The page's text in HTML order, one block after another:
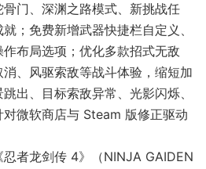
门、深渊之路模式、新挑战任
；免费新增武器快捷栏自定义、
布局选项；优化多款招式无敌
、风驱索敌等战斗体验，缩短加
出、目标索敌异常、光影闪烁、
微软商店与 Steam 版修正驱动
者龙剑传 4》（NINJA GAIDEN